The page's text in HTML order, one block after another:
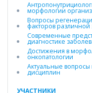
морфологии
Вопросы
факторов различной
Современные
диагностике
Достижения в
онкопатологии
Актуальные
дисциплин
УЧАСТНИКИ